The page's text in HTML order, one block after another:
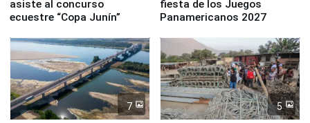
asiste al concurso
ecuestre “Copa Junín”
fiesta de los Juegos
Panamericanos 2027
7 5